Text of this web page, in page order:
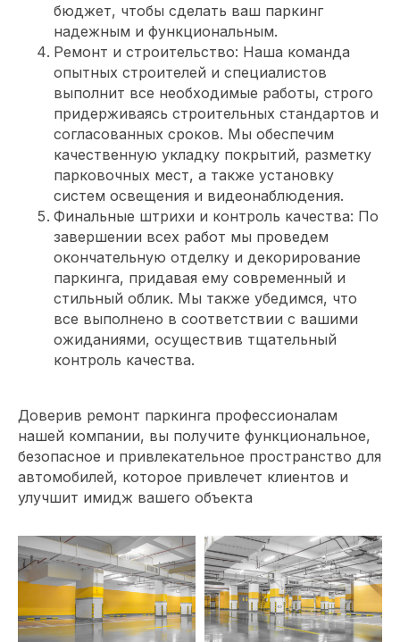
бюджет, чтобы сделать ваш паркинг
надежным и функциональным.
Ремонт и строительство: Наша команда
опытных строителей и специалистов
выполнит все необходимые работы, строго
придерживаясь строительных стандартов и
согласованных сроков. Мы обеспечим
качественную укладку покрытий, разметку
парковочных мест, а также установку
систем освещения и видеонаблюдения.
Финальные штрихи и контроль качества: По
завершении всех работ мы проведем
окончательную отделку и декорирование
паркинга, придавая ему современный и
стильный облик. Мы также убедимся, что
все выполнено в соответствии с вашими
ожиданиями, осуществив тщательный
контроль качества.
Доверив ремонт паркинга профессионалам
нашей компании, вы получите функциональное,
безопасное и привлекательное пространство для
автомобилей, которое привлечет клиентов и
улучшит имидж вашего объекта
Обсудите проект
с главным
архитектором
компании
Специалист свяжется с вами, чтобы
уточнить детали проекта и подберет
удобное время для встречи с